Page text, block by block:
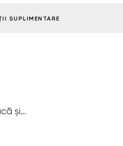
SUPLIMENTARE
și…